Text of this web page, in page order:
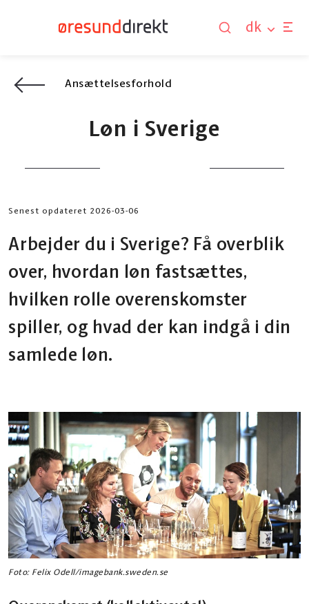
dk
Ansættelsesforhold
Løn i Sverige
Senest opdateret 2026-03-06
Arbejder du i Sverige? Få overblik
over, hvordan løn fastsættes,
hvilken rolle overenskomster
spiller, og hvad der kan indgå i din
samlede løn.
Foto: Felix Odell/imagebank.sweden.se